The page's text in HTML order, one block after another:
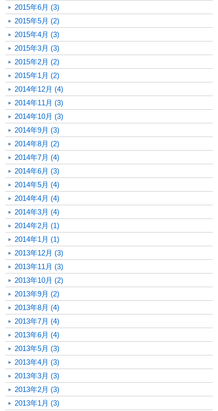
2015年6月 (3)
2015年5月 (2)
2015年4月 (3)
2015年3月 (3)
2015年2月 (2)
2015年1月 (2)
2014年12月 (4)
2014年11月 (3)
2014年10月 (3)
2014年9月 (3)
2014年8月 (2)
2014年7月 (4)
2014年6月 (3)
2014年5月 (4)
2014年4月 (4)
2014年3月 (4)
2014年2月 (1)
2014年1月 (1)
2013年12月 (3)
2013年11月 (3)
2013年10月 (2)
2013年9月 (2)
2013年8月 (4)
2013年7月 (4)
2013年6月 (4)
2013年5月 (3)
2013年4月 (3)
2013年3月 (3)
2013年2月 (3)
2013年1月 (3)